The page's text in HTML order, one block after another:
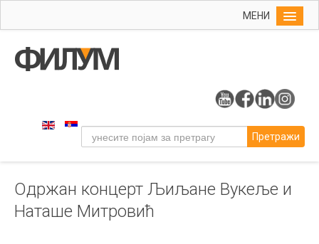
МЕНИ
Упис
Уметност
Музичка уметност
Примењена и ликовна уметност
Претражи
Одржан концерт Љиљане Вукеље и
Наташе Митровић